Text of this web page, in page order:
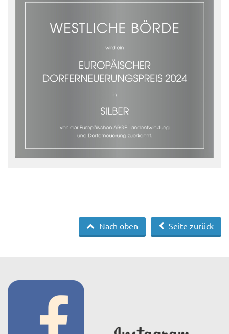
Seite zurück
Nach oben